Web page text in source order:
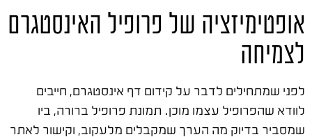
אופטימיזציה של פרופיל האינסטגרם
לצמיחה
לפני שמתחילים לדבר על קידום דף אינסטגרם, חייבים
לוודא שהפרופיל עצמו מוכן. תמונת פרופיל ברורה, ביו
שמסביר בדיוק מה הערך שמקבלים מלעקוב, וקישור לאתר